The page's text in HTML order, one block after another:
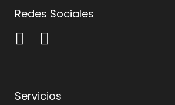
Redes Sociales
Servicios